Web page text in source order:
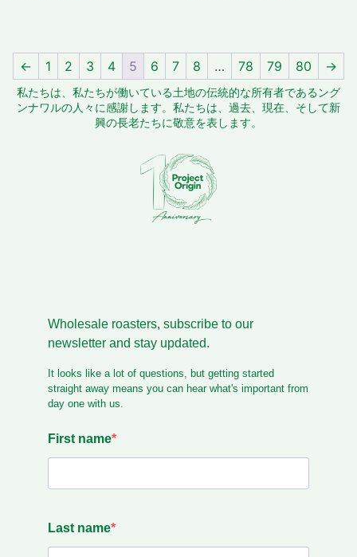
← 1 2 3 4 5 6 7 8 … 78 79 80 →
私たちは、私たちが働いている土地の伝統的な所有者であるング
ンナワルの人々に感謝します。私たちは、過去、現在、そして新
興の長老たちに敬意を表します。